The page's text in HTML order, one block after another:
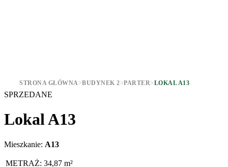
STRONA GŁÓWNA>BUDYNEK 2>PARTER>LOKAL A13
SPRZEDANE
Lokal A13
Mieszkanie: A13
METRAŻ: 34,87 m²